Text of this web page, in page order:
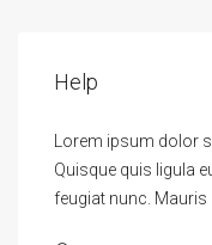
Help
Lorem ipsum dolor
Quisque quis ligula
feugiat nunc. Mauris